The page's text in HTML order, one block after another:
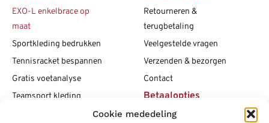
Cookie mededeling
EXO-L enkelbrace op
maat
Sportkleding bedrukken
Tennisracket bespannen
Gratis voetanalyse
Teamsport kleding
Retourneren &
terugbetaling
Veelgestelde vragen
Verzenden & bezorgen
Contact
Betaalopties